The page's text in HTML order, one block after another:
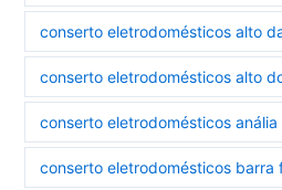
conserto eletrodomésticos alto
conserto eletrodomésticos alto
conserto eletrodomésticos
conserto eletrodomésticos barra